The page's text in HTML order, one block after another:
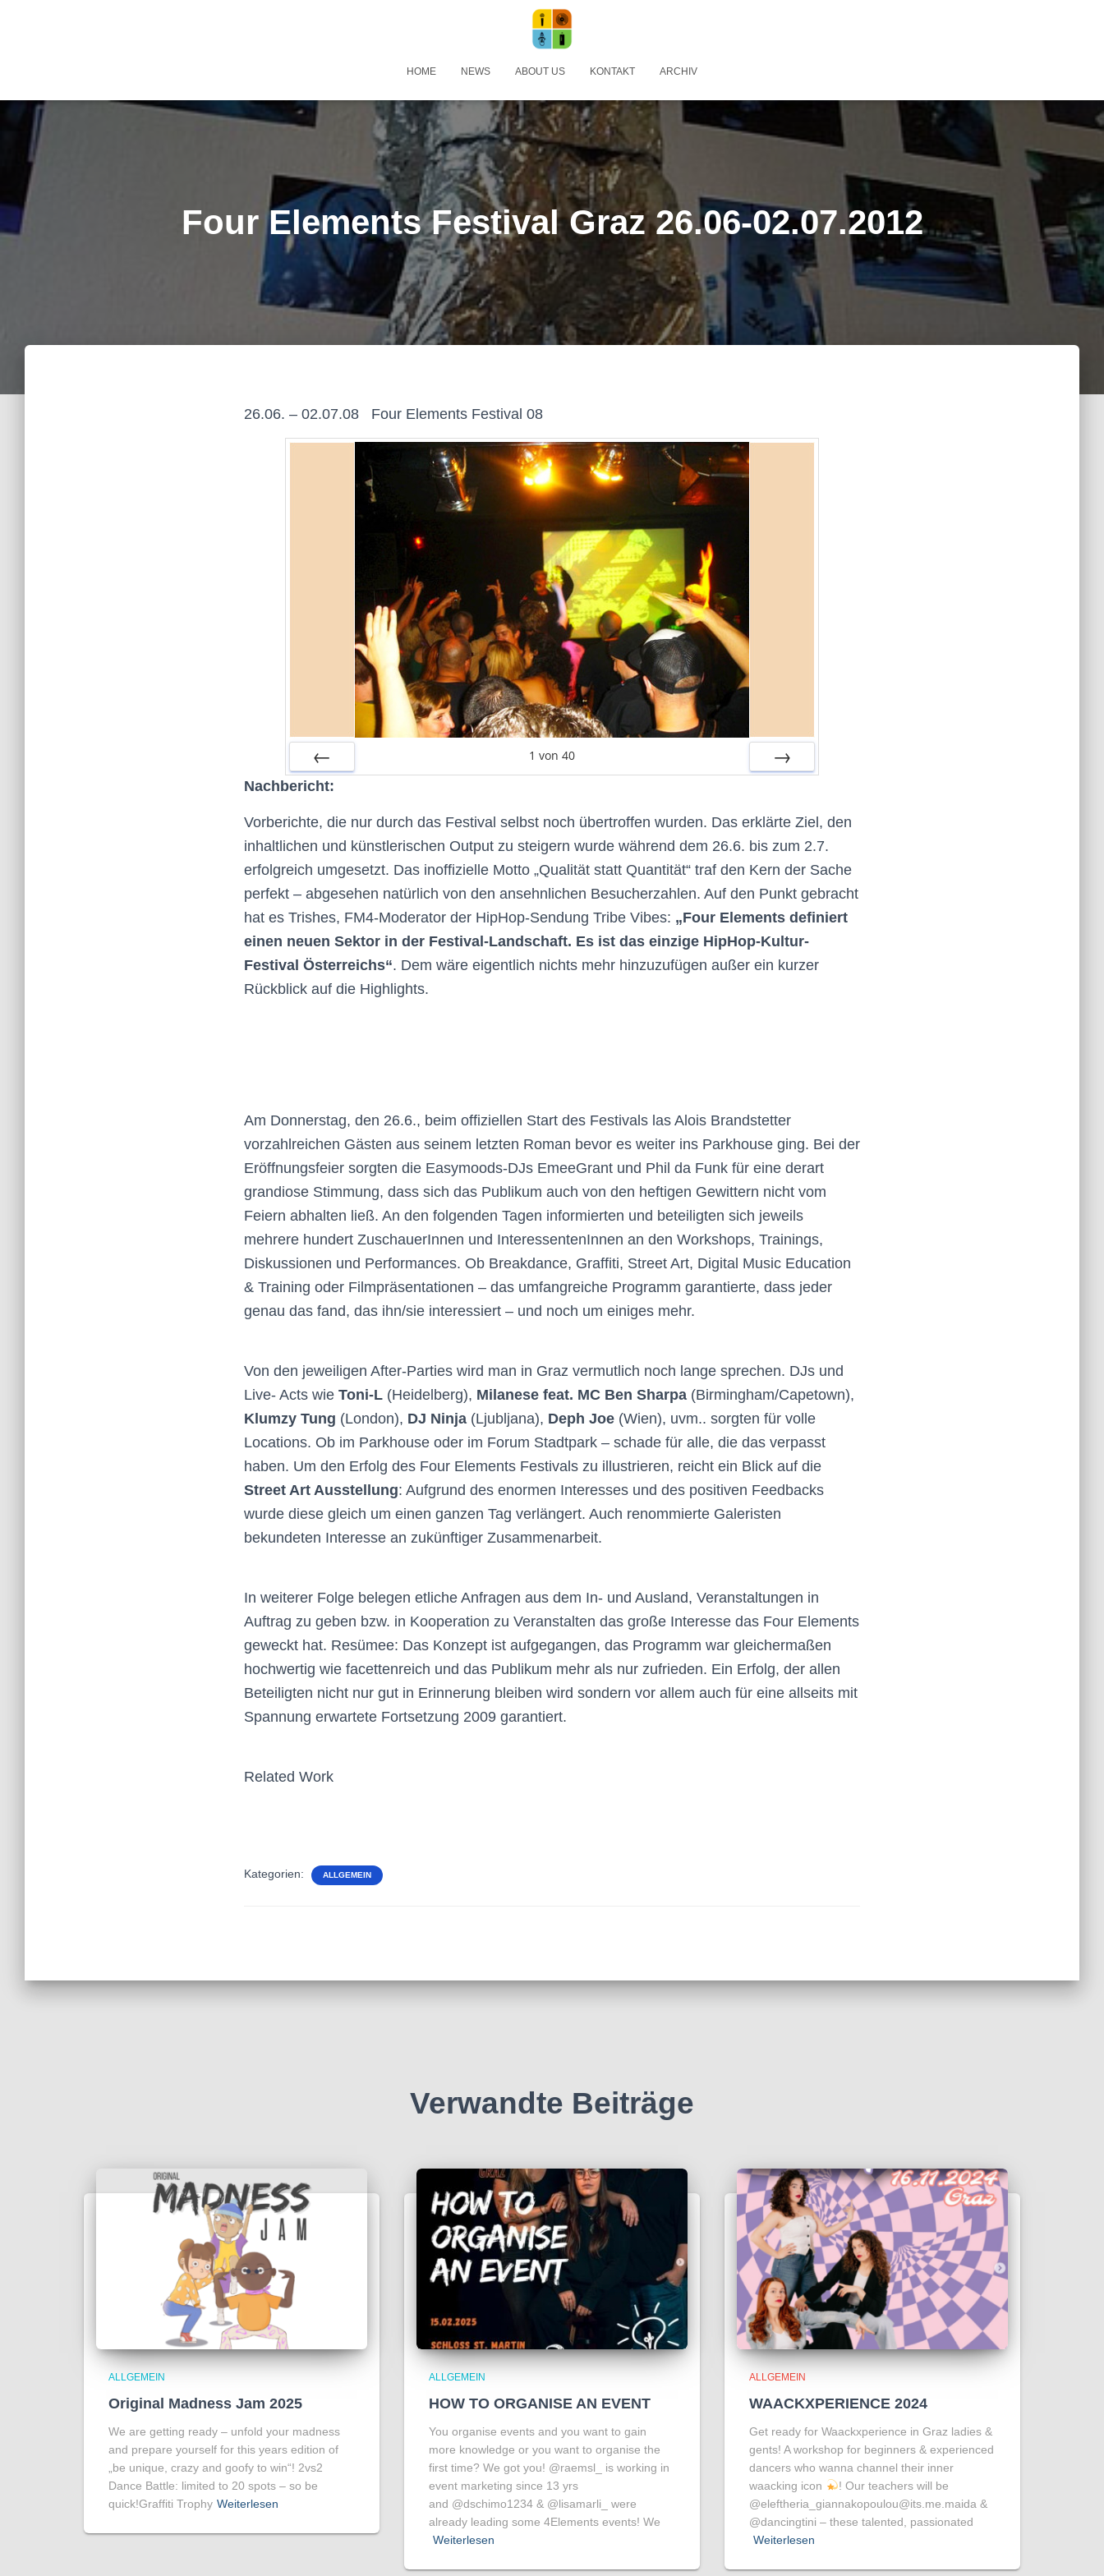
HOME NEWS ABOUT US KONTAKT ARCHIV
Four Elements Festival Graz 26.06-02.07.2012
26.06. – 02.07.08 Four Elements Festival 08
ZURÜCK
1 von 40
Nachbericht:
Vorberichte, die nur durch das Festival selbst noch übertroffen wurden. Das erklärte Ziel, den
inhaltlichen und künstlerischen Output zu steigern wurde während dem 26.6. bis zum 2.7.
erfolgreich umgesetzt. Das inoffizielle Motto „Qualität statt Quantität“ traf den Kern der Sache
perfekt – abgesehen natürlich von den ansehnlichen Besucherzahlen. Auf den Punkt gebracht
hat es Trishes, FM4-Moderator der HipHop-Sendung Tribe Vibes: „Four Elements definiert
einen neuen Sektor in der Festival-Landschaft. Es ist das einzige HipHop-Kultur-
Festival Österreichs“. Dem wäre eigentlich nichts mehr hinzuzufügen außer ein kurzer
Rückblick auf die Highlights.
Am Donnerstag, den 26.6., beim offiziellen Start des Festivals las Alois Brandstetter
vorzahlreichen Gästen aus seinem letzten Roman bevor es weiter ins Parkhouse ging. Bei der
Eröffnungsfeier sorgten die Easymoods-DJs EmeeGrant und Phil da Funk für eine derart
grandiose Stimmung, dass sich das Publikum auch von den heftigen Gewittern nicht vom
Feiern abhalten ließ. An den folgenden Tagen informierten und beteiligten sich jeweils
mehrere hundert ZuschauerInnen und InteressentenInnen an den Workshops, Trainings,
Diskussionen und Performances. Ob Breakdance, Graffiti, Street Art, Digital Music Education
& Training oder Filmpräsentationen – das umfangreiche Programm garantierte, dass jeder
genau das fand, das ihn/sie interessiert – und noch um einiges mehr.
Von den jeweiligen After-Parties wird man in Graz vermutlich noch lange sprechen. DJs und
Live- Acts wie Toni-L (Heidelberg), Milanese feat. MC Ben Sharpa (Birmingham/Capetown),
Klumzy Tung (London), DJ Ninja (Ljubljana), Deph Joe (Wien), uvm.. sorgten für volle
Locations. Ob im Parkhouse oder im Forum Stadtpark – schade für alle, die das verpasst
haben. Um den Erfolg des Four Elements Festivals zu illustrieren, reicht ein Blick auf die
Street Art Ausstellung: Aufgrund des enormen Interesses und des positiven Feedbacks
wurde diese gleich um einen ganzen Tag verlängert. Auch renommierte Galeristen
bekundeten Interesse an zukünftiger Zusammenarbeit.
In weiterer Folge belegen etliche Anfragen aus dem In- und Ausland, Veranstaltungen in
Auftrag zu geben bzw. in Kooperation zu Veranstalten das große Interesse das Four Elements
geweckt hat. Resümee: Das Konzept ist aufgegangen, das Programm war gleichermaßen
hochwertig wie facettenreich und das Publikum mehr als nur zufrieden. Ein Erfolg, der allen
Beteiligten nicht nur gut in Erinnerung bleiben wird sondern vor allem auch für eine allseits mit
Spannung erwartete Fortsetzung 2009 garantiert.
Related Work
Kategorien: ALLGEMEIN
Verwandte Beiträge
ALLGEMEIN
Original Madness Jam 2025
We are getting ready – unfold your madness
and prepare yourself for this years edition of
„be unique, crazy and goofy to win“! 2vs2
Dance Battle: limited to 20 spots – so be
quick!Graffiti Trophy Weiterlesen
ALLGEMEIN
HOW TO ORGANISE AN EVENT
You organise events and you want to gain
more knowledge or you want to organise the
first time? We got you! @raemsl_ is working in
event marketing since 13 yrs
and @dschimo1234 & @lisamarli_ were
already leading some 4Elements events! We
Weiterlesen
ALLGEMEIN
WAACKXPERIENCE 2024
Get ready for Waackxperience in Graz ladies &
gents! A workshop for beginners & experienced
dancers who wanna channel their inner
waacking icon
! Our teachers will be
@eleftheria_giannakopoulou@its.me.maida &
@dancingtini – these talented, passionated
Weiterlesen